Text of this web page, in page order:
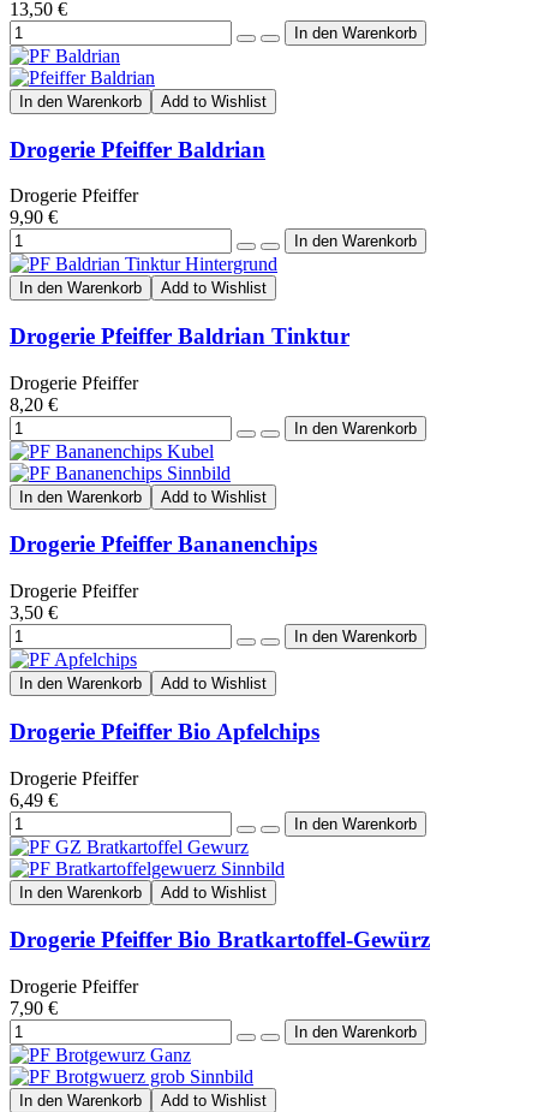
13,50 €
In den Warenkorb Add to Wishlist
Drogerie Pfeiffer Baldrian
Drogerie Pfeiffer
9,90 €
In den Warenkorb Add to Wishlist
Drogerie Pfeiffer Baldrian Tinktur
Drogerie Pfeiffer
8,20 €
In den Warenkorb Add to Wishlist
Drogerie Pfeiffer Bananenchips
Drogerie Pfeiffer
3,50 €
In den Warenkorb Add to Wishlist
Drogerie Pfeiffer Bio Apfelchips
Drogerie Pfeiffer
6,49 €
In den Warenkorb Add to Wishlist
Drogerie Pfeiffer Bio Bratkartoffel-Gewürz
Drogerie Pfeiffer
7,90 €
In den Warenkorb Add to Wishlist